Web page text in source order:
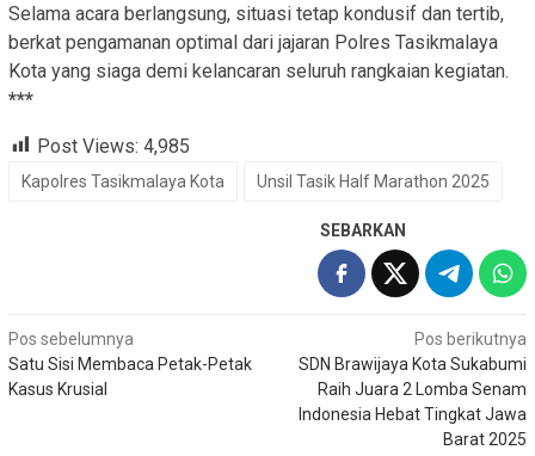
Selama acara berlangsung, situasi tetap kondusif dan tertib,
berkat pengamanan optimal dari jajaran Polres Tasikmalaya
Kota yang siaga demi kelancaran seluruh rangkaian kegiatan.
***
Post Views: 4,985
Kapolres Tasikmalaya Kota Unsil Tasik Half Marathon 2025
SEBARKAN
Navigasi
pos
Pos sebelumnya
Satu Sisi Membaca Petak-Petak
Kasus Krusial
Pos berikutnya
SDN Brawijaya Kota Sukabumi
Raih Juara 2 Lomba Senam
Indonesia Hebat Tingkat Jawa
Barat 2025